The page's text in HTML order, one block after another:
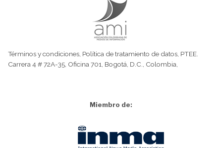
Términos y condiciones Política de tratamiento de datos PTEE.
Carrera 4 # 72A-35, Oficina 701, Bogotá, D.C., Colombia,
Miembro de: